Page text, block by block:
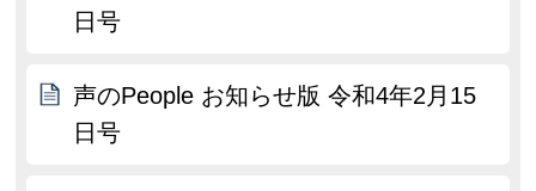
日号
声のPeople お知らせ版 令和4年2月15
日号